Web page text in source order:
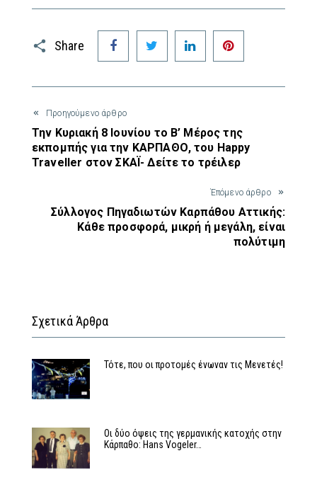
Share
Facebook Twitter LinkedIn
Προηγούμενο άρθρο
Την Κυριακή 8 Ιουνίου το Β’ Μέρος της
εκπομπής για την ΚΑΡΠΑΘΟ, του Happy
Traveller στον ΣΚΑΪ- Δείτε το τρέιλερ
Έπόμενο άρθρο
Σύλλογος Πηγαδιωτών Καρπάθου Αττικής:
Κάθε προσφορά, μικρή ή μεγάλη, είναι
πολύτιμη
Σχετικά Άρθρα
Τότε, που οι προτομές ένωναν τις Μενετές!
Οι δύο όψεις της γερμανικής κατοχής στην
Κάρπαθο: Hans Vogeler…